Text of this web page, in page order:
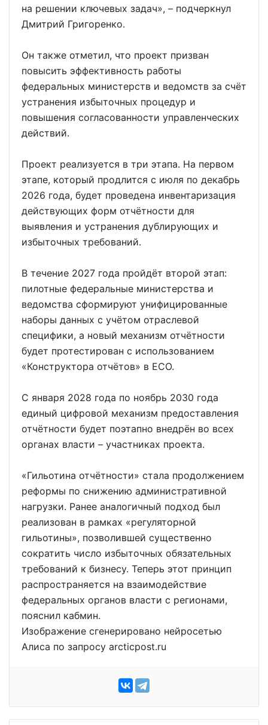
на решении ключевых задач», – подчеркнул
Дмитрий Григоренко.
Он также отметил, что проект призван
повысить эффективность работы
федеральных министерств и ведомств за счёт
устранения избыточных процедур и
повышения согласованности управленческих
действий.
Проект реализуется в три этапа. На первом
этапе, который продлится с июля по декабрь
2026 года, будет проведена инвентаризация
действующих форм отчётности для
выявления и устранения дублирующих и
избыточных требований.
В течение 2027 года пройдёт второй этап:
пилотные федеральные министерства и
ведомства сформируют унифицированные
наборы данных с учётом отраслевой
специфики, а новый механизм отчётности
будет протестирован с использованием
«Конструктора отчётов» в ЕСО.
С января 2028 года по ноябрь 2030 года
единый цифровой механизм предоставления
отчётности будет поэтапно внедрён во всех
органах власти – участниках проекта.
«Гильотина отчётности» стала продолжением
реформы по снижению административной
нагрузки. Ранее аналогичный подход был
реализован в рамках «регуляторной
гильотины», позволившей существенно
сократить число избыточных обязательных
требований к бизнесу. Теперь этот принцип
распространяется на взаимодействие
федеральных органов власти с регионами,
пояснил кабмин.
Изображение сгенерировано нейросетью
Алиса по запросу arcticpost.ru